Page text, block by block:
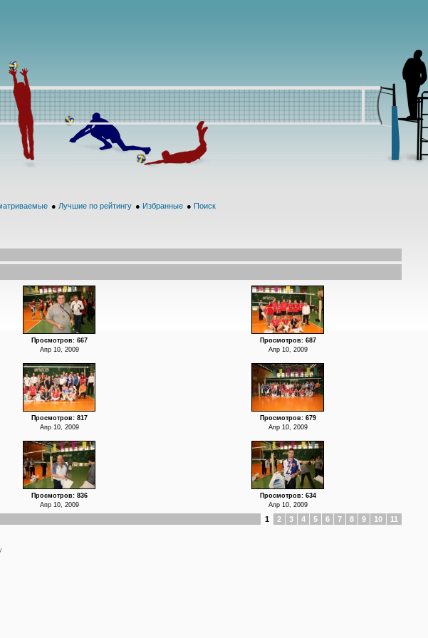
● Лучшие по рейтингу ● Избранные ● Поиск
Просмотров: 667
Апр 10, 2009
Просмотров: 687
Апр 10, 2009
Просмотров: 817
Апр 10, 2009
Просмотров: 679
Апр 10, 2009
Просмотров: 836
Апр 10, 2009
Просмотров: 634
Апр 10, 2009
1 2 3 4 5 6 7 8 9 10 11